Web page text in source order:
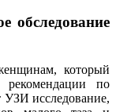
обследование
который
по
УЗИ исследование,